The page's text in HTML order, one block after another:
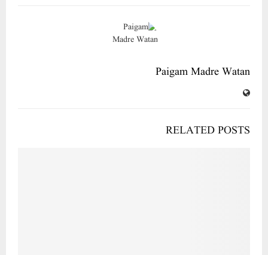
Paigam Madre Watan
RELATED POSTS